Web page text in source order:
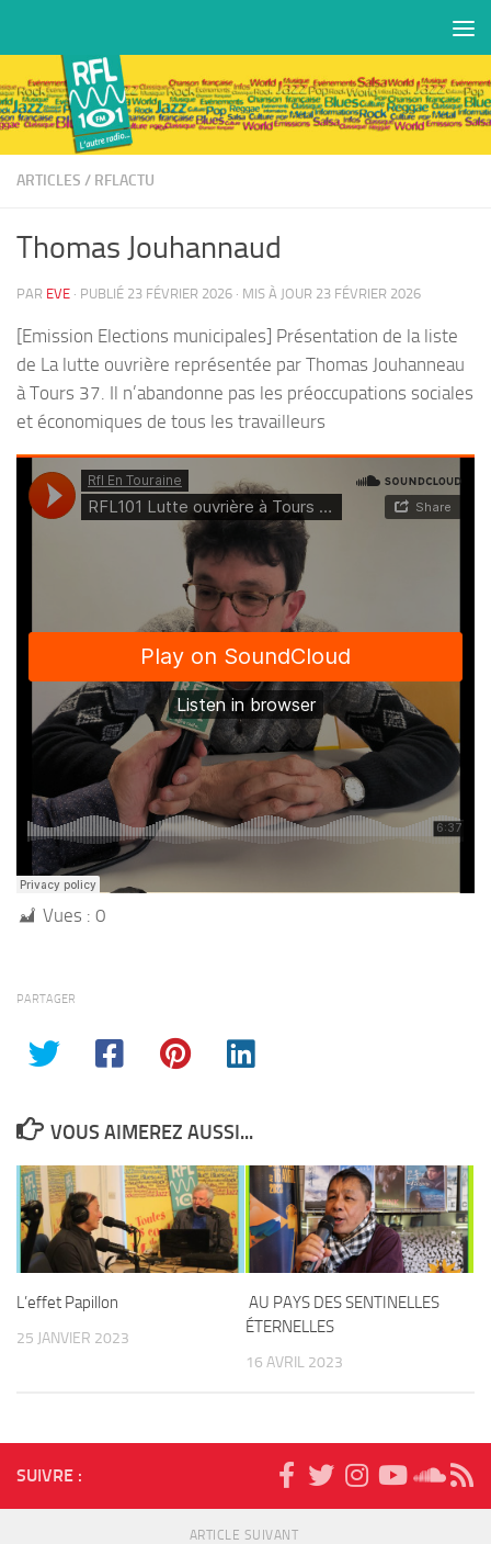
ARTICLES / RFLACTU
Thomas Jouhannaud
PAR EVE · PUBLIÉ 23 FÉVRIER 2026 · MIS À JOUR 23 FÉVRIER 2026
[Emission Elections municipales] Présentation de la liste
de La lutte ouvrière représentée par Thomas Jouhanneau
à Tours 37. Il n’abandonne pas les préoccupations sociales
et économiques de tous les travailleurs
Vues : 0
PARTAGER
VOUS AIMEREZ AUSSI...
L’effet Papillon
25 JANVIER 2023
AU PAYS DES SENTINELLES
ÉTERNELLES
16 AVRIL 2023
SUIVRE :
ARTICLE SUIVANT